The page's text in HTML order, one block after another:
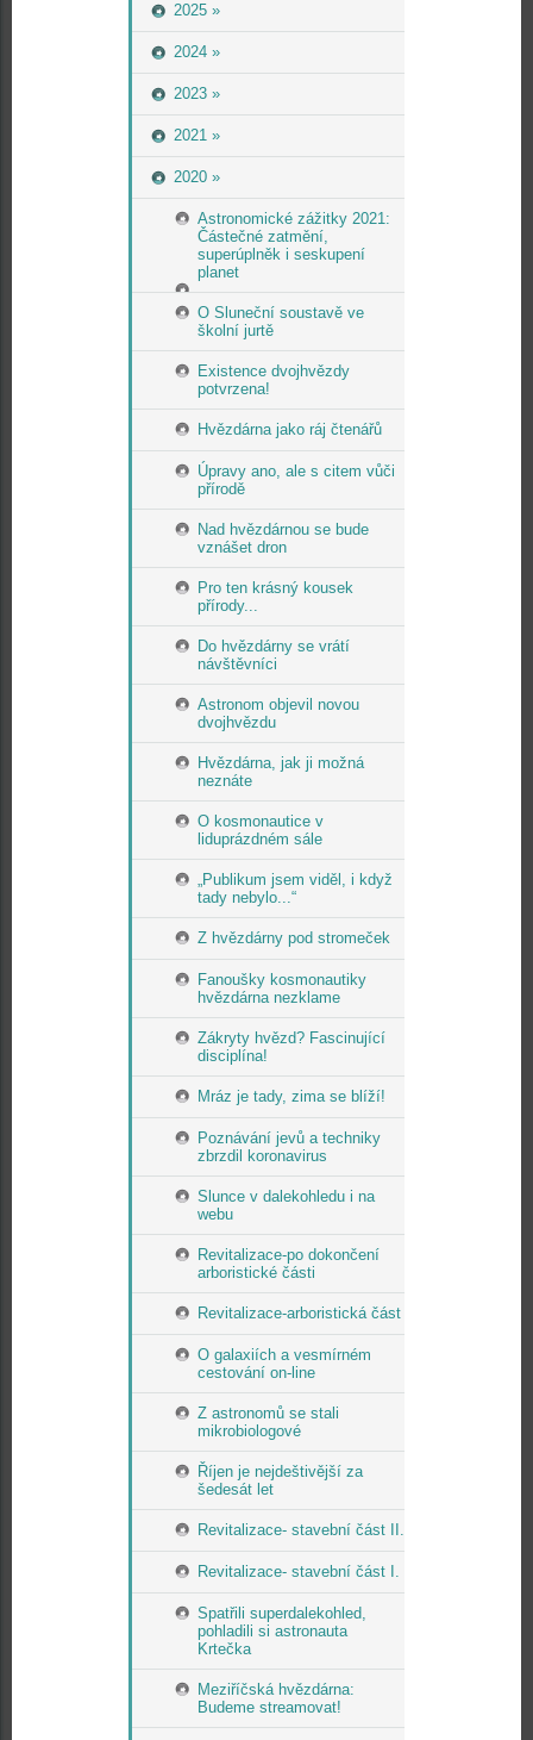
2025 »
2024 »
2023 »
2021 »
2020 »
Astronomické zážitky 2021:
Částečné zatmění,
superúplněk i seskupení
planet
O Sluneční soustavě ve
školní jurtě
Existence dvojhvězdy
potvrzena!
Hvězdárna jako ráj čtenářů
Úpravy ano, ale s citem vůči
přírodě
Nad hvězdárnou se bude
vznášet dron
Pro ten krásný kousek
přírody...
Do hvězdárny se vrátí
návštěvníci
Astronom objevil novou
dvojhvězdu
Hvězdárna, jak ji možná
neznáte
O kosmonautice v
liduprázdném sále
„Publikum jsem viděl, i když
tady nebylo...“
Z hvězdárny pod stromeček
Fanoušky kosmonautiky
hvězdárna nezklame
Zákryty hvězd? Fascinující
disciplína!
Mráz je tady, zima se blíží!
Poznávání jevů a techniky
zbrzdil koronavirus
Slunce v dalekohledu i na
webu
Revitalizace-po dokončení
arboristické části
Revitalizace-arboristická část
O galaxiích a vesmírném
cestování on-line
Z astronomů se stali
mikrobiologové
Říjen je nejdeštivější za
šedesát let
Revitalizace- stavební část II.
Revitalizace- stavební část I.
Spatřili superdalekohled,
pohladili si astronauta
Krtečka
Meziříčská hvězdárna:
Budeme streamovat!